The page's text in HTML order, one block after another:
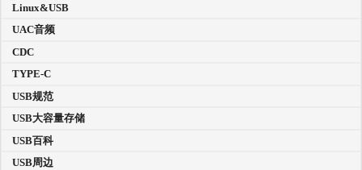
Linux&USB
UAC音频
CDC
TYPE-C
USB规范
USB大容量存储
USB百科
USB周边